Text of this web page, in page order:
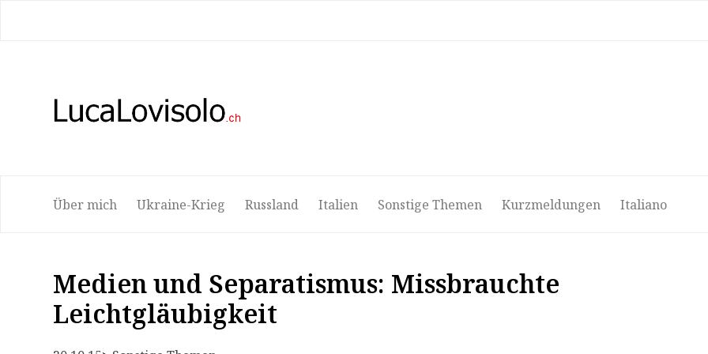
Über mich Ukraine-Krieg Russland Italien Sonstige Themen Kurzmeldungen Italiano
Medien und Separatismus: Missbrauchte
Leichtgläubigkeit